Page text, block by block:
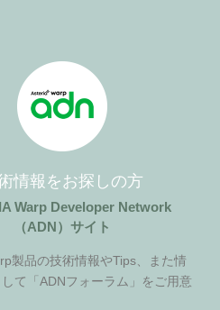
情報をお探しの方
Warp Developer Network
（ADN）サイト
製品の技術情報やTips、また情
て「ADNフォーラム」をご用意